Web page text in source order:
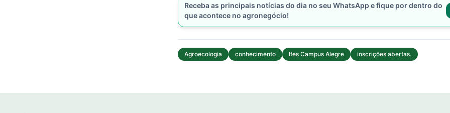
Receba as principais notícias do dia no seu WhatsApp e fique por dentro do
que acontece no agronegócio!
Agroecologia conhecimento Ifes Campus Alegre inscrições abertas.